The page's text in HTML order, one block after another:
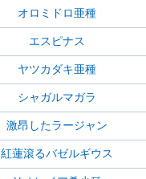
オロミドロ亜種
エスピナス
ヤツカダキ亜種
シャガルマガラ
激昂したラージャン
紅蓮滾るバゼルギウス